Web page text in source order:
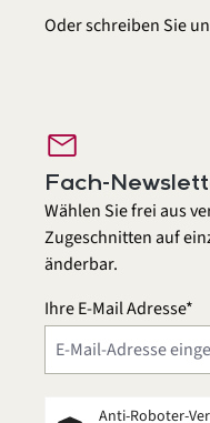
Oder schreiben Sie
mail
Fach-
Wählen Sie frei aus
Zugeschnitten auf
änderbar.
Ihre E-Mail Adresse*
Anti-Roboter-